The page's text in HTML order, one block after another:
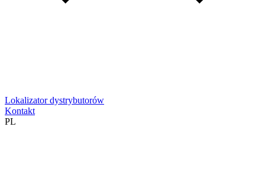
Lokalizator dystrybutorów
Kontakt
PL